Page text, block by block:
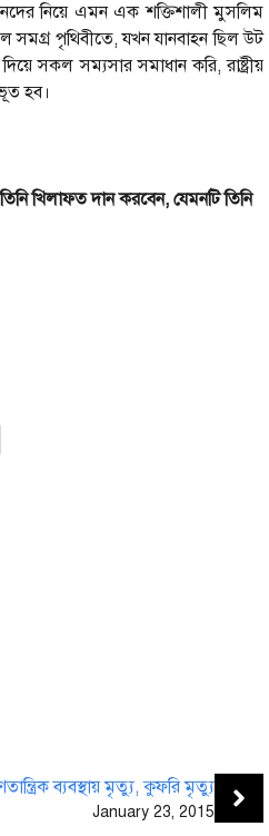
নিয়ে এমন এক শক্তিশালী মুসলিম
সমগ্র পৃথিবীতে, যখন যানবাহন ছিল উট
সকল সম্যসার সমাধান করি, রাষ্ট্রীয়
হব।
খিলাফত দান করবেন, যেমনটি তিনি
ব্যবস্থায় মৃত্যু, কুফরি মৃত্যু
January 23, 2015